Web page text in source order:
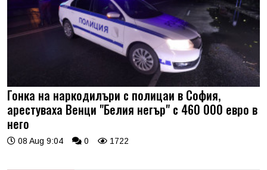
Гонка на наркодилъри с полицаи в София,
арестуваха Венци "Белия негър" с 460 000 евро в
него
08 Aug 9:04 0 1722